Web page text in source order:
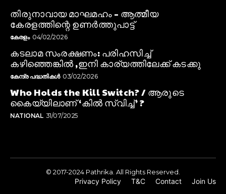
തിരുനാവായ മാഘമഹം – ആത്മീയ
കേരളത്തിന്റെ ഉണർത്തുപാട്ട്
കേരളം 04/02/2026
കടലാമ സംരക്ഷണം: പരിഹസിച്ച്
കഴിഞ്ഞെങ്കിൽ ,ഇനി കാര്യത്തിലേക്ക് കടക്കു
കേന്ദ്ര പദ്ധതികൾ 03/02/2026
Who Holds the Kill Switch? / ആരുടെ
കൈയ്യിലാണ് ‘കിൽ സ്വിച്ച്’ ?
NATIONAL 31/07/2025
© 2017-2024 Pathrika. All Rights Reserved.
Privacy Policy T&C Contact Join Us